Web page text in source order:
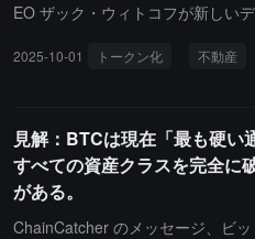
EO ザック・ウィトコフが新しい
産、石油、天然ガスなどの資産ク
2025-10-01 トークン化 不動産
見解：BTCは現在「最も硬い
すべての資産クラスを完全に
がある。
ChainCatcher のメッセージ、ビ